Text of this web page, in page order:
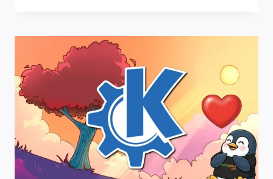
INSTALAR
DEBIAN